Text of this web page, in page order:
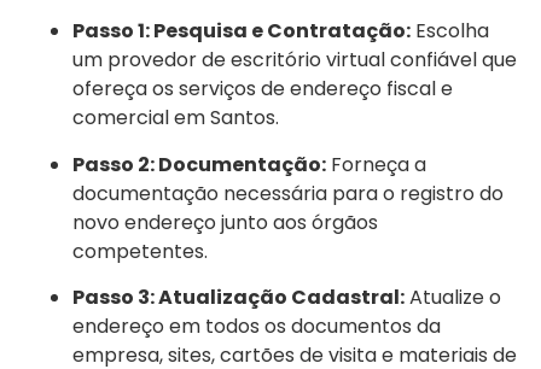
Passo 1: Pesquisa e Contratação: Escolha
um provedor de escritório virtual confiável que
ofereça os serviços de endereço fiscal e
comercial em Santos.
Passo 2: Documentação: Forneça a
documentação necessária para o registro do
novo endereço junto aos órgãos
competentes.
Passo 3: Atualização Cadastral:Atualize o
endereço em todos os documentos da
empresa, sites, cartões de visita e materiais de